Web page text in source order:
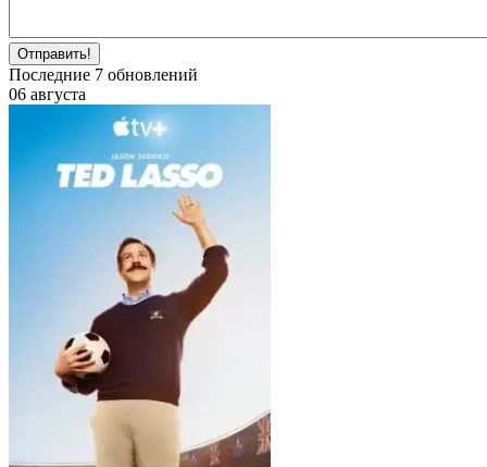
Отправить!
Последние 7 обновлений
06 августа